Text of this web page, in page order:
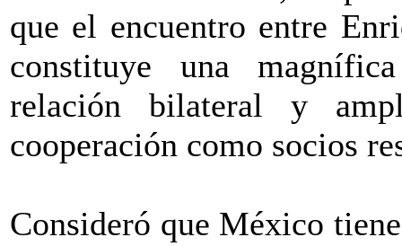
que el encuentro entre
constituye una
relación bilateral y
cooperación como socios
Consideró que México